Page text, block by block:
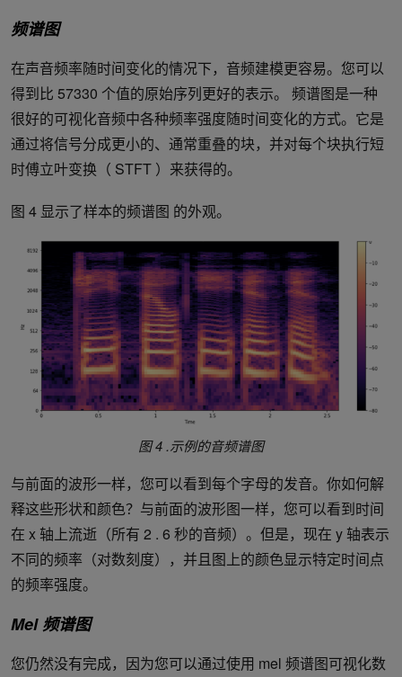
频谱图
在声音频率随时间变化的情况下，音频建模更容易。您可以
得到比 57330 个值的原始序列更好的表示。 频谱图是一种
很好的可视化音频中各种频率强度随时间变化的方式。它是
通过将信号分成更小的、通常重叠的块，并对每个块执行短
时傅立叶变换（ STFT ）来获得的。
图 4 显示了样本的频谱图 的外观。
图 4 .示例的音频谱图
与前面的波形一样，您可以看到每个字母的发音。你如何解
释这些形状和颜色？与前面的波形图一样，您可以看到时间
在 x 轴上流逝（所有 2 . 6 秒的音频）。但是，现在 y 轴表示
不同的频率（对数刻度），并且图上的颜色显示特定时间点
的频率强度。
Mel 频谱图
您仍然没有完成，因为您可以通过使用 mel 频谱图可视化数